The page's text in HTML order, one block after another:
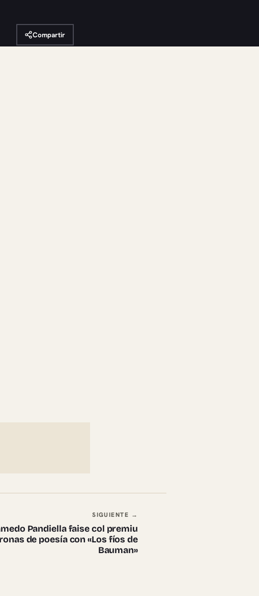
Compartir
SIGUIENTE →
Pandiella faise col premiu
de poesía con «Los fíos de
Bauman»